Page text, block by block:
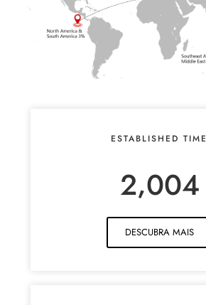
ESTABLISHED TIME
2,004
DESCUBRA MAIS